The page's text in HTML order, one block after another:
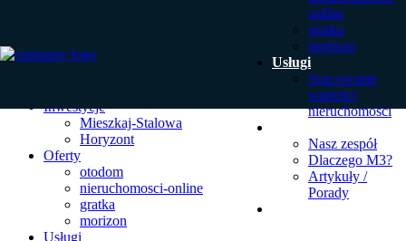
Inwestycje
Mieszkaj-Stalowa
Horyzont
Oferty
otodom
nieruchomosci-online
gratka
morizon
Usługi
online
gratka
morizon
Usługi
Szacowanie
wartości
nieruchomości
Nasz zespół
Dlaczego M3?
Artykuły /
Porady